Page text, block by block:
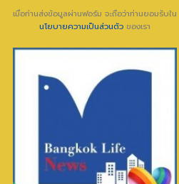
เมื่อท่านส่งข้อมูลผ่านฟอร์ม จะถือว่าท่านยอมรับใน
นโยบายความเป็นส่วนตัว ของเรา